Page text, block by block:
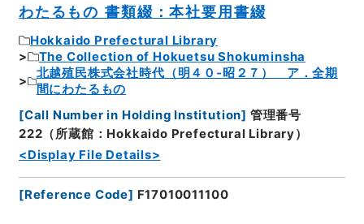
わたるもの 書類綴：本社要用書綴
Hokkaido Prefectural Library
The Collection of Hokuetsu Shokuminsha
北越殖民株式会社時代（明４０‐昭２７） ア．全期
間にわたるもの
[Call Number in Holding Institution] 管理番号
222（所蔵館：Hokkaido Prefectural Library）
<Display File Details>
[Reference Code] F17010011100